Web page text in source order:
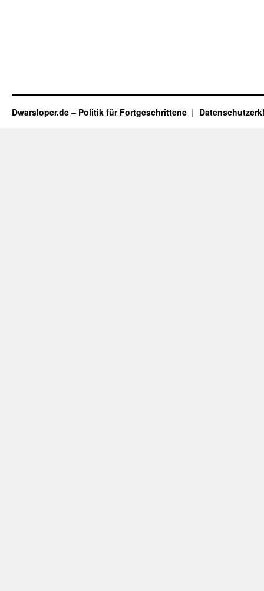
Dwarsloper.de – Politik für Fortgeschrittene